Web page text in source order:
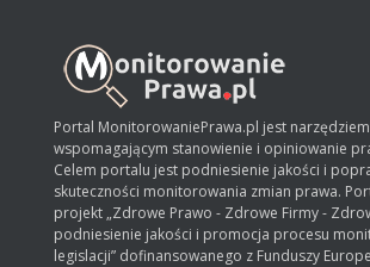
Portal MonitorowaniePrawa.pl jest narzędziem
wspomagającym stanowienie i opiniowanie
Celem portalu jest podniesienie jakości i
skuteczności monitorowania zmian prawa.
projekt „Zdrowe Prawo - Zdrowe Firmy -
podniesienie jakości i promocja procesu
legislacji” dofinansowanego z Funduszy